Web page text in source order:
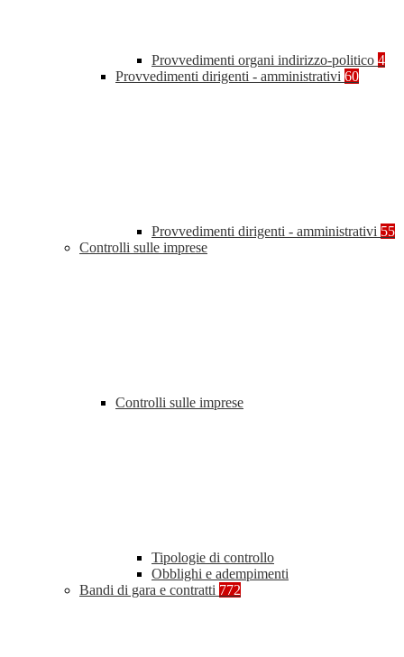
Provvedimenti organi indirizzo-politico 4
Provvedimenti dirigenti - amministrativi 60
Provvedimenti dirigenti - amministrativi 55
Controlli sulle imprese
Controlli sulle imprese
Tipologie di controllo
Obblighi e adempimenti
Bandi di gara e contratti 772